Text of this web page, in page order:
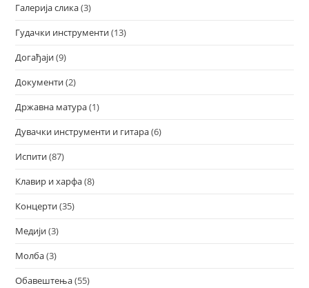
Галерија слика(3)
Гудачки инструменти(13)
Догађаји(9)
Документи(2)
Државна матура(1)
Дувачки инструменти и гитара(6)
Испити(87)
Клавир и харфа(8)
Концерти(35)
Медији(3)
Молба(3)
Обавештења(55)